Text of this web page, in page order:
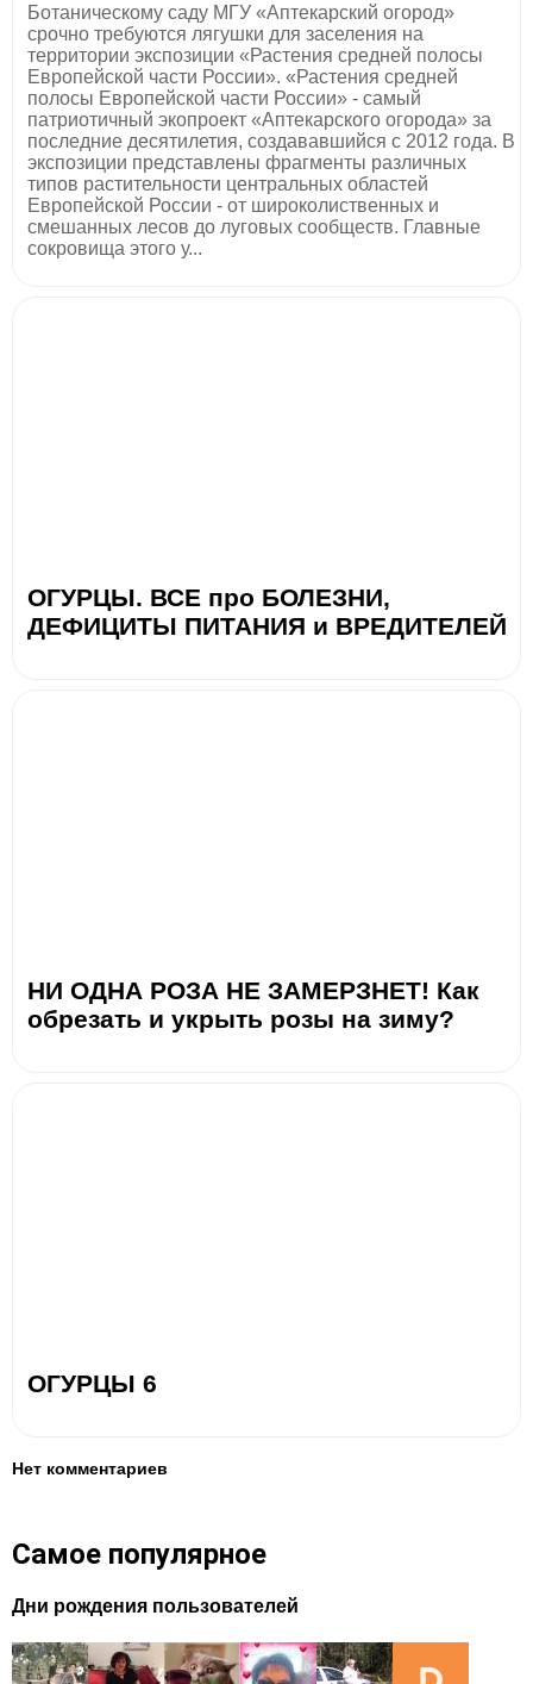
Ботаническому саду МГУ «Аптекарский огород»
срочно требуются лягушки для заселения на
территории экспозиции «Растения средней полосы
Европейской части России». «Растения средней
полосы Европейской части России» - самый
патриотичный экопроект «Аптекарского огорода» за
последние десятилетия, создававшийся с 2012 года. В
экспозиции представлены фрагменты различных
типов растительности центральных областей
Европейской России - от широколиственных и
смешанных лесов до луговых сообществ. Главные
сокровища этого у...
ОГУРЦЫ. ВСЕ про БОЛЕЗНИ,
ДЕФИЦИТЫ ПИТАНИЯ и ВРЕДИТЕЛЕЙ
НИ ОДНА РОЗА НЕ ЗАМЕРЗНЕТ! Как
обрезать и укрыть розы на зиму?
ОГУРЦЫ 6
Нет комментариев
Самое популярное
Дни рождения пользователей